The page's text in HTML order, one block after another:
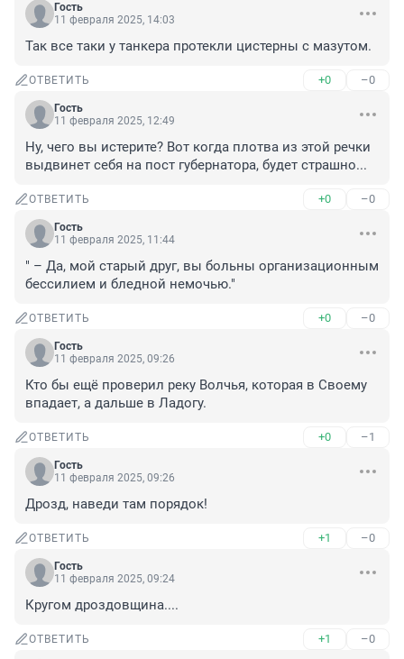
Гость
11 февраля 2025, 14:03
Так все таки у танкера протекли цистерны с мазутом.
ОТВЕТИТЬ +0 –0
Гость
11 февраля 2025, 12:49
Ну, чего вы истерите? Вот когда плотва из этой речки
выдвинет себя на пост губернатора, будет страшно...
ОТВЕТИТЬ +0 –0
Гость
11 февраля 2025, 11:44
" – Да, мой старый друг, вы больны организационным
бессилием и бледной немочью."
ОТВЕТИТЬ +0 –0
Гость
11 февраля 2025, 09:26
Кто бы ещё проверил реку Волчья, которая в Своему
впадает, а дальше в Ладогу.
ОТВЕТИТЬ +0 –1
Гость
11 февраля 2025, 09:26
Дрозд, наведи там порядок!
ОТВЕТИТЬ +1 –0
Гость
11 февраля 2025, 09:24
Кругом дроздовщина....
ОТВЕТИТЬ +1 –0